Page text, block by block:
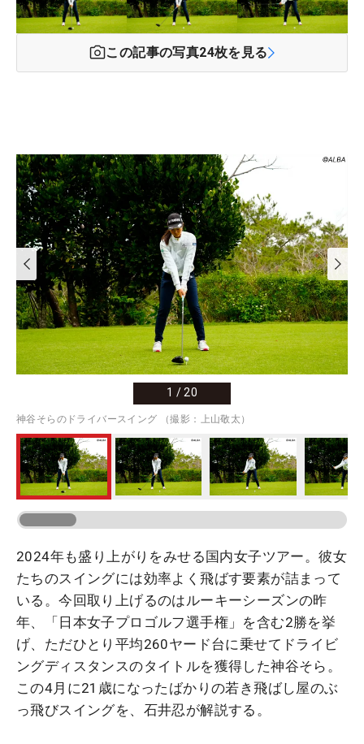
この記事の写真24枚を見る
1 /20
神谷そらのドライバースイング （撮影：上山敬太）
2024年も盛り上がりをみせる国内女子ツアー。彼女
たちのスイングには効率よく飛ばす要素が詰まって
いる。今回取り上げるのはルーキーシーズンの昨
年、「日本女子プロゴルフ選手権」を含む2勝を挙
げ、ただひとり平均260ヤード台に乗せてドライビ
ングディスタンスのタイトルを獲得した神谷そら。
この4月に21歳になったばかりの若き飛ばし屋のぶ
っ飛びスイングを、石井忍が解説する。